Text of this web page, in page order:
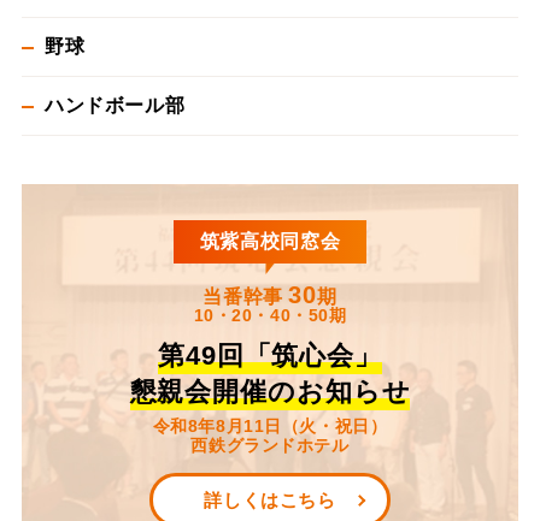
野球
ハンドボール部
筑紫高校同窓会
当番幹事30期
10・20・40・50期
第49回「筑心会」
懇親会開催のお知らせ
令和8年8月11日（火・祝日）
西鉄グランドホテル
詳しくはこちら